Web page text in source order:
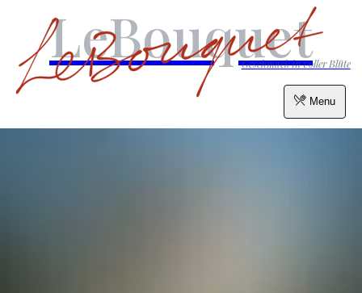
Menu
LeBouquet
Geschmack in voller Blüte